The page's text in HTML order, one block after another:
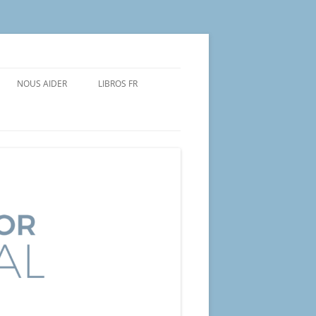
NOUS AIDER LIBROS FR